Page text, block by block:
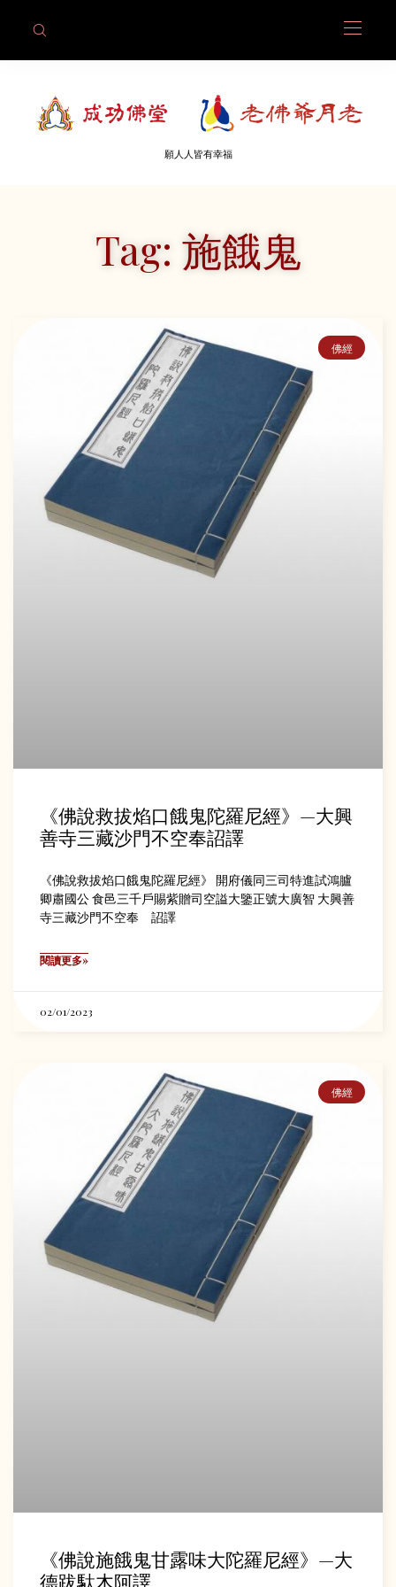
願人人皆有幸福
Tag: 施餓鬼
佛經
《佛說救拔焰口餓鬼陀羅尼經》—大興
善寺三藏沙門不空奉詔譯
《佛說救拔焰口餓鬼陀羅尼經》 開府儀同三司特進試鴻臚
卿肅國公 食邑三千戶賜紫贈司空謚大鑒正號大廣智 大興善
寺三藏沙門不空奉 詔譯
閱讀更多»
02/01/2023
佛經
《佛說施餓鬼甘露味大陀羅尼經》—大
德跋馱木阿譯